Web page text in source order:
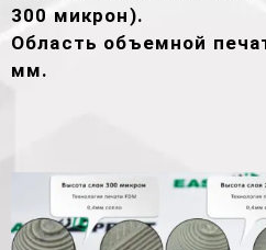
300 микрон).
Область объемной
мм.